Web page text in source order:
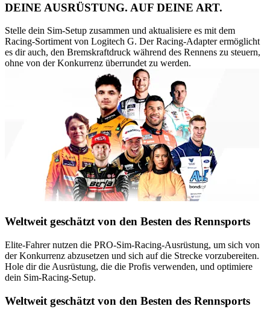
DEINE AUSRÜSTUNG. AUF DEINE ART.
Stelle dein Sim-Setup zusammen und aktualisiere es mit dem
Racing-Sortiment von Logitech G. Der Racing-Adapter ermöglicht
es dir auch, den Bremskraftdruck während des Rennens zu steuern,
ohne von der Konkurrenz überrundet zu werden.
Weltweit geschätzt von den Besten des Rennsports
Elite-Fahrer nutzen die PRO-Sim-Racing-Ausrüstung, um sich von
der Konkurrenz abzusetzen und sich auf die Strecke vorzubereiten.
Hole dir die Ausrüstung, die die Profis verwenden, und optimiere
dein Sim-Racing-Setup.
Weltweit geschätzt von den Besten des Rennsports